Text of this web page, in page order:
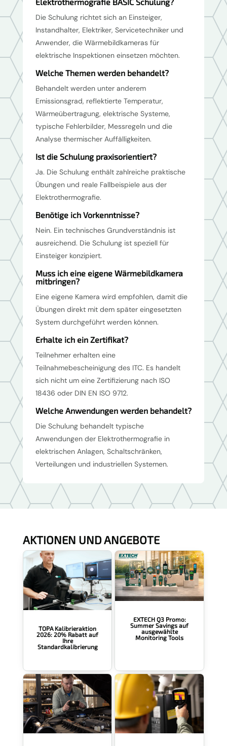
Die Schulung richtet sich an Einsteiger,
Instandhalter, Elektriker, Servicetechniker und
Anwender, die Wärmebildkameras für
elektrische Inspektionen einsetzen möchten.
Welche Themen werden behandelt?
Behandelt werden unter anderem
Emissionsgrad, reflektierte Temperatur,
Wärmeübertragung, elektrische Systeme,
typische Fehlerbilder, Messregeln und die
Analyse thermischer Auffälligkeiten.
Ist die Schulung praxisorientiert?
Ja. Die Schulung enthält zahlreiche praktische
Übungen und reale Fallbeispiele aus der
Elektrothermografie.
Benötige ich Vorkenntnisse?
Nein. Ein technisches Grundverständnis ist
ausreichend. Die Schulung ist speziell für
Einsteiger konzipiert.
Muss ich eine eigene Wärmebildkamera
mitbringen?
Eine eigene Kamera wird empfohlen, damit die
Übungen direkt mit dem später eingesetzten
System durchgeführt werden können.
Erhalte ich ein Zertifikat?
Teilnehmer erhalten eine
Teilnahmebescheinigung des ITC. Es handelt
sich nicht um eine Zertifizierung nach ISO
18436 oder DIN EN ISO 9712.
Welche Anwendungen werden behandelt?
Die Schulung behandelt typische
Anwendungen der Elektrothermografie in
elektrischen Anlagen, Schaltschränken,
Verteilungen und industriellen Systemen.
AKTIONEN UND ANGEBOTE
TOPA Kalibrieraktion
2026: 20% Rabatt auf
Ihre
Standardkalibrierung
EXTECH Q3 Promo:
Summer Savings auf
ausgewählte
Monitoring Tools